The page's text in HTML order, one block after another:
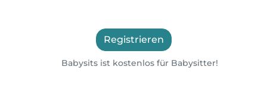
Registrieren
Babysits ist kostenlos für Babysitter!